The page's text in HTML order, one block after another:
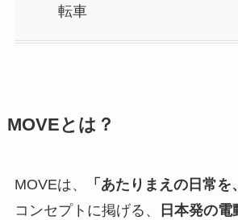
転車
MOVEとは？
MOVEは、 「あたりまえの日常を
コンセプトに掲げる、
日本発の